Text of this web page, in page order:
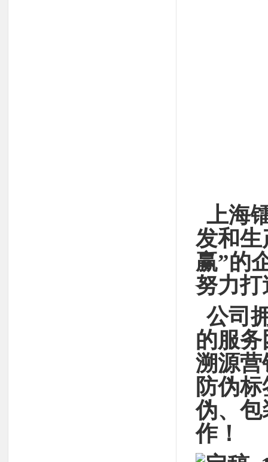
上海
发和生
赢”的
努力打
公司
的服
溯源营
防伪
伪、包
作！